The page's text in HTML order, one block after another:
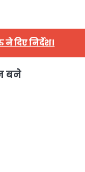
दिए निर्देश।
बने